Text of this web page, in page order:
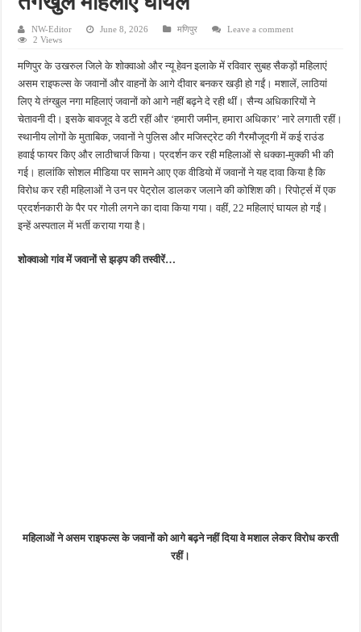
फतेहपुर के देवीगंज में दूषित पेयजल से बढ़ा संकट, बदबूदार पानी और जलभराव पर फूटा लोगों का
आईटीआई एडमिशन 2026: युवाओं के लिए सुनहरा अवसर, 7 अगस्त तक करें ऑनलाइन आवेदन
दिव्यांग छात्राओं के लिए खुशखबरी, ई-ट्राइसाइकिल खरीदने पर मिलेगा ₹65 हजार तक का अनुदान
भारी बारिश ने खोली अतिक्रमण की पोल, तालाब का गंदा पानी घरों में घुसा, ग्रामीण बेहाल
पेड़ लगाने के विवाद ने लिया हिंसक मोड़, महिला पर कुल्हाड़ी से किया हमला
NW-Editor June 8, 2026 मणिपुर
Leave a comment
2 Views
मणिपुर के उखरुल जिले के शोक्वाओ और न्यू हेवन इलाके में रविवार सुबह सैकड़ों महिलाएं
असम राइफल्स के जवानों और वाहनों के आगे दीवार बनकर खड़ी हो गईं। मशालें, लाठियां
लिए ये तंग्खुल नगा महिलाएं जवानों को आगे नहीं बढ़ने दे रही थीं। सैन्य अधिकारियों ने
चेतावनी दी। इसके बावजूद वे डटी रहीं और ‘हमारी जमीन, हमारा अधिकार’ नारे लगाती रहीं।
स्थानीय लोगों के मुताबिक, जवानों ने पुलिस और मजिस्ट्रेट की गैरमौजूदगी में कई राउंड
हवाई फायर किए और लाठीचार्ज किया। प्रदर्शन कर रही महिलाओं से धक्का-मुक्की भी की
गई। हालांकि सोशल मीडिया पर सामने आए एक वीडियो में जवानों ने यह दावा किया है कि
विरोध कर रही महिलाओं ने उन पर पेट्रोल डालकर जलाने की कोशिश की। रिपोर्ट्स में एक
प्रदर्शनकारी के पैर पर गोली लगने का दावा किया गया। वहीं, 22 महिलाएं घायल हो गईं।
इन्हें अस्पताल में भर्ती कराया गया है।
शोक्वाओ गांव में जवानों से झड़प की तस्वीरें…
महिलाओं ने असम राइफल्स के जवानों को आगे बढ़ने नहीं दिया वे मशाल लेकर विरोध करती
रहीं।